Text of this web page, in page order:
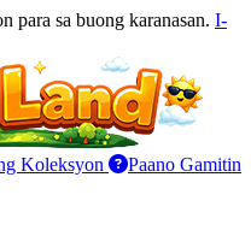
para sa buong karanasan. I-
Koleksyon
Paano Gamitin